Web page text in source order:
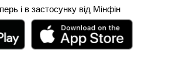
і в застосунку від Мінфін